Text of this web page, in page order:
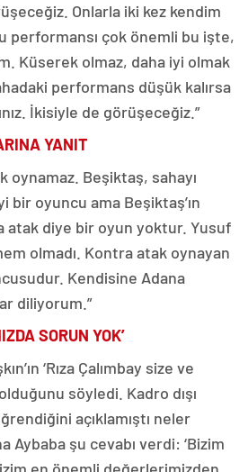
Onlarla iki kez kendim
performansı çok önemli bu işte,
Küserek olmaz, daha iyi olmak
performans düşük kalırsa
İkisiyle de görüşeceğiz.”
YANIT
oynamaz. Beşiktaş, sahayı
bir oyuncu ama Beşiktaş’ın
atak diye bir oyun yoktur. Yusuf
olmadı. Kontra atak oynayan
Kendisine Adana
diliyorum.”
SORUN YOK’
‘Rıza Çalımbay size ve
söyledi. Kadro dışı
açıklamıştı neler
Aybaba şu cevabı verdi: ‘Bizim